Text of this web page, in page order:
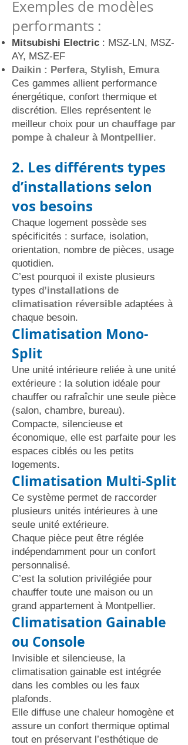
Exemples de modèles
performants :
Mitsubishi Electric : MSZ-LN, MSZ-
AY, MSZ-EF
Daikin : Perfera, Stylish, Emura
Ces gammes allient performance
énergétique, confort thermique et
discrétion. Elles représentent le
meilleur choix pour un chauffage par
pompe à chaleur à Montpellier.
2. Les différents types
d’installations selon
vos besoins
Chaque logement possède ses
spécificités : surface, isolation,
orientation, nombre de pièces, usage
quotidien.
C’est pourquoi il existe plusieurs
types d’installations de
climatisation réversible adaptées à
chaque besoin.
Climatisation Mono-
Split
Une unité intérieure reliée à une unité
extérieure : la solution idéale pour
chauffer ou rafraîchir une seule pièce
(salon, chambre, bureau).
Compacte, silencieuse et
économique, elle est parfaite pour les
espaces ciblés ou les petits
logements.
Climatisation Multi-Split
Ce système permet de raccorder
plusieurs unités intérieures à une
seule unité extérieure.
Chaque pièce peut être réglée
indépendamment pour un confort
personnalisé.
C’est la solution privilégiée pour
chauffer toute une maison ou un
grand appartement à Montpellier.
Climatisation Gainable
ou Console
Invisible et silencieuse, la
climatisation gainable est intégrée
dans les combles ou les faux
plafonds.
Elle diffuse une chaleur homogène et
assure un confort thermique optimal
tout en préservant l’esthétique de